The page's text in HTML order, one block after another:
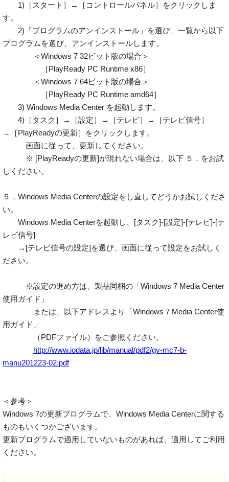
1)［スタート］→［コントロールパネル］をクリックしま
す。
2)「プログラムのアンインストール」を選び、一覧から以下
プログラムを選び、アンインストールします。
＜Windows 7 32ビット版の場合＞
［PlayReady PC Runtime x86］
＜Windows 7 64ビット版の場合＞
［PlayReady PC Runtime amd64］
3) Windows Media Center を起動します。
4)［タスク］→［設定］→［テレビ］→［テレビ信号］
→［PlayReadyの更新］をクリックします。
画面に従って、更新してください。
※ [PlayReadyの更新]が現れない場合は、以下 ５．をお試
しください。
５．Windows Media Centerの設定をし直してどうかお試しくださ
い。
Windows Media Centerを起動し、[タスク]-[設定]-[テレビ]-[テ
レビ信号]
→[テレビ信号の設定]を選び、画面に従って設定をお試しく
ださい。
※設定の進め方は、製品同梱の「Windows 7 Media Center
使用ガイド」
または、以下アドレスより「Windows 7 Media Center使
用ガイド」
（PDFファイル）をご参照ください。
http://www.iodata.jp/lib/manual/pdf2/gv-mc7-b-
manu201223-02.pdf
＜参考＞
Windows 7の更新プログラムで、Windows Media Centerに関する
ものもいくつかございます。
更新プログラムで適用していないものがあれば、適用してご利用
ください。